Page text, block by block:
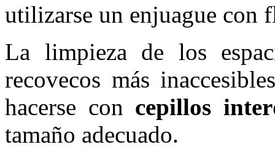
utilizarse un enjuague con
La limpieza de los
recovecos más
hacerse con cepillos
tamaño adecuado.